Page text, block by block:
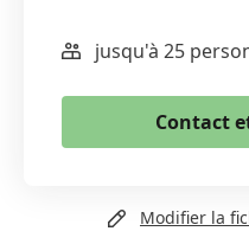
WhatsApp
Email
Copier le lien
jusqu'à 25
Contact
Modifier la